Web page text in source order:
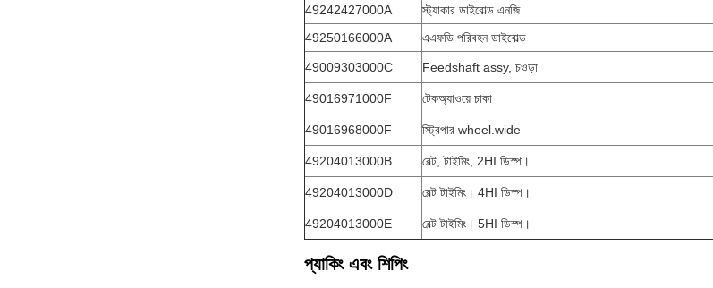
49242427000A
স্ট্যাকার ডাইবোল্ড এনজি
49250166000A
এএফডি পরিবহন ডাইবোল্ড
49009303000C Feedshaft assy, ​​চওড়া
49016971000F টেকঅ্যাওয়ে চাকা
49016968000F স্ট্রিপার wheel.wide
49204013000B বেল্ট, টাইমিং, 2HI ডিস্প।
49204013000D বেল্ট টাইমিং। 4HI ডিস্প।
49204013000E বেল্ট টাইমিং। 5HI ডিস্প।
প্যাকিং এবং শিপিং